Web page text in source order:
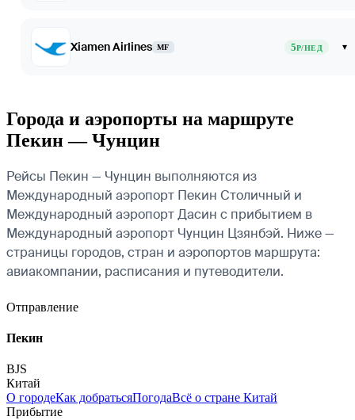
Xiamen Airlines MF 5Р/НЕД ▾
Города и аэропорты на маршруте
Пекин — Чунцин
Рейсы Пекин — Чунцин выполняются из
Международный аэропорт Пекин Столичный и
Международный аэропорт Дасин с прибытием в
Международный аэропорт Чунцин Цзянбэй. Ниже —
страницы городов, стран и аэропортов маршрута:
авиакомпании, расписания и путеводители.
Отправление
Пекин
BJS
Китай
О городеКак добратьсяПогодаВсё о стране Китай
Прибытие